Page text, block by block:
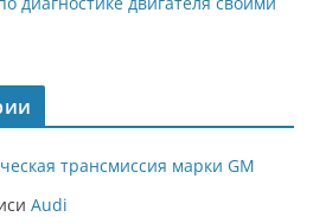
трансмиссия марки GM
Audi